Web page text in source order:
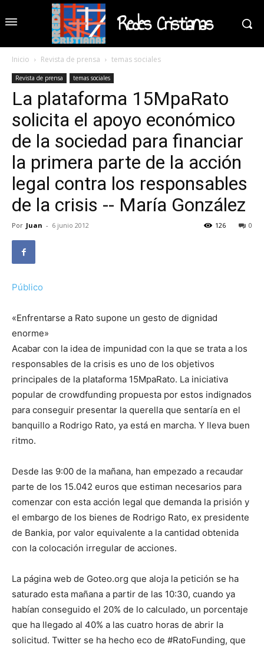
Redes Cristianas
Inicio Revista de prensa temas sociales
Revista de prensa temas sociales
La plataforma 15MpaRato
solicita el apoyo económico
de la sociedad para financiar
la primera parte de la acción
legal contra los responsables
de la crisis -- María González
Por Juan - 6 junio 2012 0
126
Público
«Enfrentarse a Rato supone un gesto de dignidad
enorme»
Acabar con la idea de impunidad con la que se trata a los
responsables de la crisis es uno de los objetivos
principales de la plataforma 15MpaRato. La iniciativa
popular de crowdfunding propuesta por estos indignados
para conseguir presentar la querella que sentaría en el
banquillo a Rodrigo Rato, ya está en marcha. Y lleva buen
ritmo.
Desde las 9:00 de la mañana, han empezado a recaudar
parte de los 15.042 euros que estiman necesarios para
comenzar con esta acción legal que demanda la prisión y
el embargo de los bienes de Rodrigo Rato, ex presidente
de Bankia, por valor equivalente a la cantidad obtenida
con la colocación irregular de acciones.
La página web de Goteo.org que aloja la petición se ha
saturado esta mañana a partir de las 10:30, cuando ya
habían conseguido el 20% de lo calculado, un porcentaje
que ha llegado al 40% a las cuatro horas de abrir la
solicitud. Twitter se ha hecho eco de #RatoFunding, que